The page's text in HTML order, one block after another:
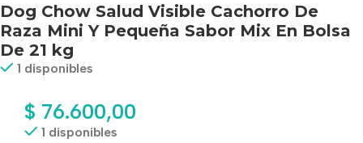
Dog Chow Salud Visible Cachorro De
Raza Mini Y Pequeña Sabor Mix En Bolsa
De 21 kg
1 disponibles
$ 76.600,00
1 disponibles